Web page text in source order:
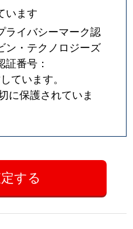
います
ライバシーマーク認
ン・テクノロジーズ
番号：
ています。
に保護されていま